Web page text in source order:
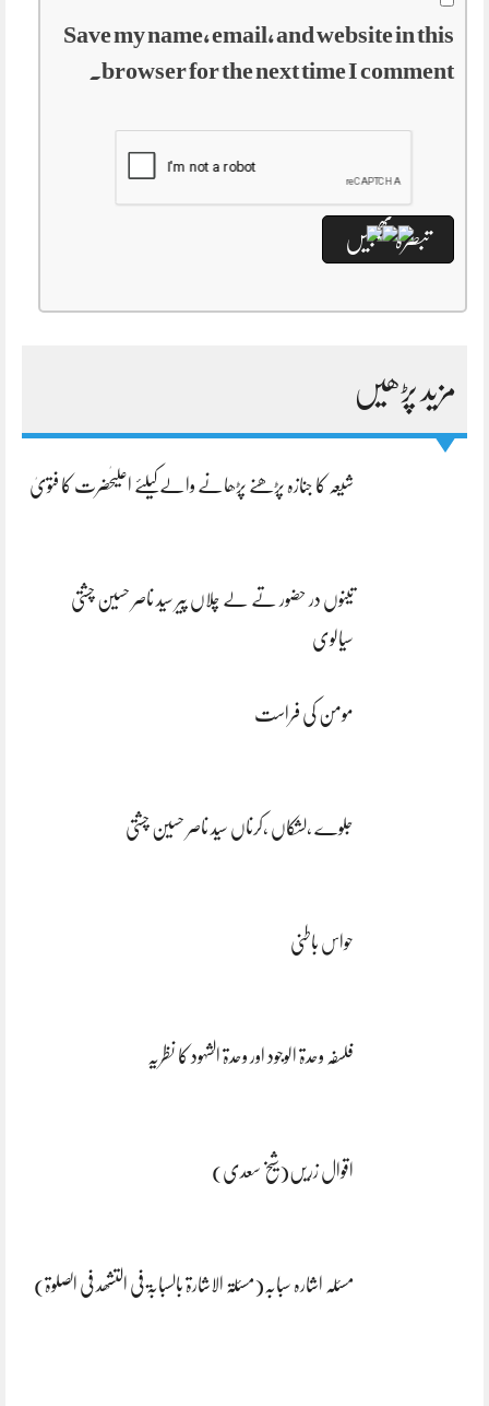
Save my name, email, and website in this
browser for the next time I comment.
مزید پڑھیں
شیعہ کا جنازہ پڑھنے پڑھانے والےکیلئے اعلیٰحضرت کا فتویٰ
تینوں در حضور تے لے چلاں پیر سید ناصر حسین چشتی
سیالوی
مومن کی فراست
جلوے ،لشکاں ،کرناں سید ناصر حسین چشتی
حواس باطنی
فلسفہ وحدۃ الوجود اور وحدۃ الشہود کا نظریہ
اقوال زریں(شیخ سعدی)
مسئلہ اشارہ سبابہ(مسئلۃ الاشارۃ بالسبابۃ فی التشھد فی الصلوۃ)